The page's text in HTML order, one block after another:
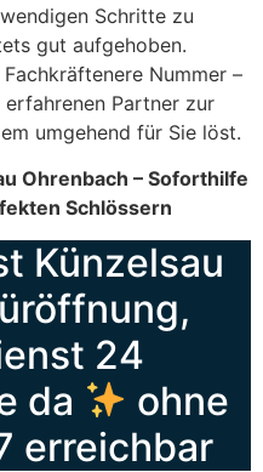
Schritte zu
gut aufgehoben.
Nummer –
Partner zur
umgehend für Sie löst.
Ohrenbach – Soforthilfe
Schlössern
Künzelsau
24
da
ohne
erreichbar